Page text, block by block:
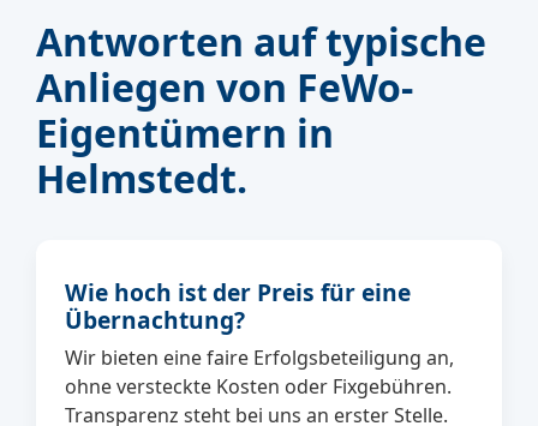
Antworten auf typische
Anliegen von FeWo-
Eigentümern in
Helmstedt.
Wie hoch ist der Preis für eine
Übernachtung?
Wir bieten eine faire Erfolgsbeteiligung an,
ohne versteckte Kosten oder Fixgebühren.
Transparenz steht bei uns an erster Stelle.